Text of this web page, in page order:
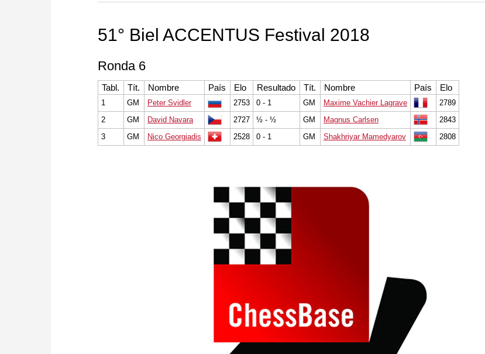
51° Biel ACCENTUS Festival 2018
Ronda 6
Tabl. Tít. Nombre País Elo Resultado Tít. Nombre País Elo
1 GM Peter Svidler 2753 0 - 1 GM Maxime Vachier Lagrave
2789
2
GM David Navara 2727 ½ - ½ GM Magnus Carlsen
2843
3
GM Nico Georgiadis 2528 0 - 1 GM Shakhriyar Mamedyarov 2808